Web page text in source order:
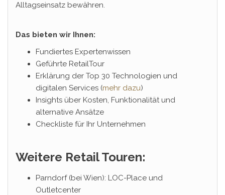
Alltagseinsatz bewähren.
Das bieten wir Ihnen:
Fundiertes Expertenwissen
Geführte RetailTour
Erklärung der Top 30 Technologien und
digitalen Services (mehr dazu)
Insights über Kosten, Funktionalität und
alternative Ansätze
Checkliste für Ihr Unternehmen
Weitere Retail Touren:
Parndorf (bei Wien): LOC-Place und
Outletcenter